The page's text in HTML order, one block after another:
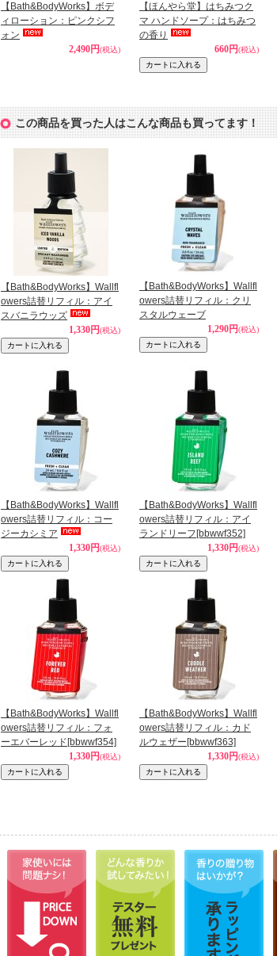
【Bath&BodyWorks】ボデ
ィローション：ピンクシフ
ォン
2,490円(税込)
【ほんやら堂】はちみつク
マ ハンドソープ：はちみつ
の香り
660円(税込)
この商品を買った人はこんな商品も買ってます！
【Bath&BodyWorks】Wallfl
owers詰替リフィル：アイ
スバニラウッズ
1,330円(税込)
【Bath&BodyWorks】Wallfl
owers詰替リフィル：クリ
スタルウェーブ
1,290円(税込)
【Bath&BodyWorks】Wallfl
owers詰替リフィル：コー
ジーカシミア
1,330円(税込)
【Bath&BodyWorks】Wallfl
owers詰替リフィル：アイ
ランドリーフ [bbwwf352]
1,330円(税込)
【Bath&BodyWorks】Wallfl
owers詰替リフィル：フォ
ーエバーレッド [bbwwf354]
1,330円(税込)
【Bath&BodyWorks】Wallfl
owers詰替リフィル：カド
ルウェザー [bbwwf363]
1,330円(税込)